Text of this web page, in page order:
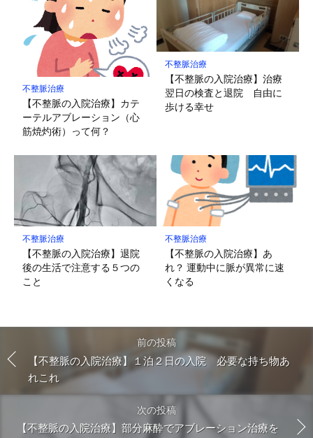
不整脈治療
【不整脈の入院治療】カテ
ーテルアブレーション（心
筋焼灼術）って何？
不整脈治療
【不整脈の入院治療】治療
翌日の検査と退院 自由に
歩ける幸せ
不整脈治療
【不整脈の入院治療】退院
後の生活で注意する５つの
こと
不整脈治療
【不整脈の入院治療】あ
れ？ 運動中に脈が異常に速
くなる
前の投稿
【不整脈の入院治療】１泊２日の入院 必要な持ち物あ
れこれ
次の投稿
【不整脈の入院治療】部分麻酔でアブレーション治療を